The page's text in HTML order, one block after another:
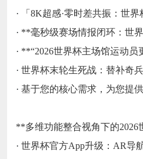
·
「8K超感·零时差共振：世
· **毫秒级赛场情报闭环：世界杯
· **“2026世界杯主场馆运动员更衣室动线设计：空间
· 世界杯末轮生死战：替补奇
· 基于您的核心需求，为您提
**多维功能整合视角下的2026世
· 世界杯官方App升级：AR导